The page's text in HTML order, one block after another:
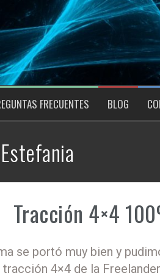
FRECUENTES BLOG
Estefania
Tracción 4×4
se portó muy bien y
4×4 de la